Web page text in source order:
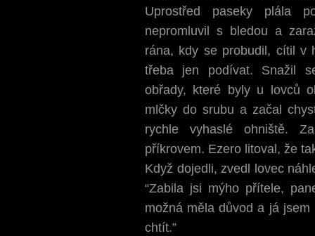
Uprostřed paseky plála
nepromluvil s bledou a
rána, kdy se probudil, cítil v
třeba jen podívat. Snažil
obřady, které byly u lovců
mlčky do srubu a začal
rychle vyhaslé ohniště.
příkrovem. Ezero litoval, že
Když dojedli, zvedl lovec
“Zabila jsi mýho přítele,
možná měla důvod a já
chtít.”